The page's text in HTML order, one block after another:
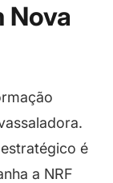
Nova
é
a NRF